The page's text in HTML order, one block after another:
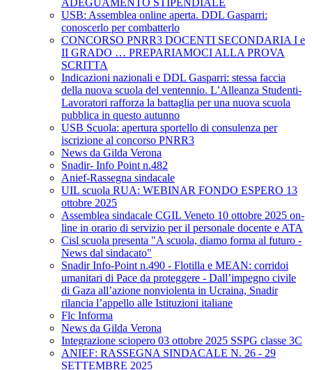
ADEGUAMENTO STIPENDIALE
USB: Assemblea online aperta. DDL Gasparri:
conoscerlo per combatterlo
CONCORSO PNRR3 DOCENTI SECONDARIA I e
II GRADO … PREPARIAMOCI ALLA PROVA
SCRITTA
Indicazioni nazionali e DDL Gasparri: stessa faccia
della nuova scuola del ventennio. L’Alleanza Studenti-
Lavoratori rafforza la battaglia per una nuova scuola
pubblica in questo autunno
USB Scuola: apertura sportello di consulenza per
iscrizione al concorso PNRR3
News da Gilda Verona
Snadir- Info Point n.482
Anief-Rassegna sindacale
UIL scuola RUA: WEBINAR FONDO ESPERO 13
ottobre 2025
Assemblea sindacale CGIL Veneto 10 ottobre 2025 on-
line in orario di servizio per il personale docente e ATA
Cisl scuola presenta "A scuola, diamo forma al futuro -
News dal sindacato"
Snadir Info-Point n.490 - Flotilla e MEAN: corridoi
umanitari di Pace da proteggere - Dall’impegno civile
di Gaza all’azione nonviolenta in Ucraina, Snadir
rilancia l’appello alle Istituzioni italiane
Flc Informa
News da Gilda Verona
Integrazione sciopero 03 ottobre 2025 SSPG classe 3C
ANIEF: RASSEGNA SINDACALE N. 26 - 29
SETTEMBRE 2025